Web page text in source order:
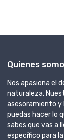
Quienes
Nos apasiona el
naturaleza.
asesoramiento y
puedas hacer lo
sabes que vas a
específico para